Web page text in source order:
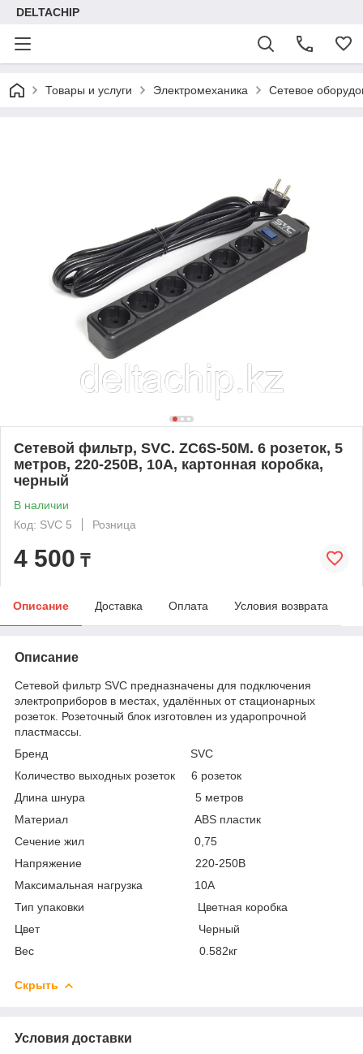
DELTACHIP
Товары и услуги Электромеханика Сетевое
Сетевой фильтр, SVC. ZC6S-50M. 6 розеток, 5
метров, 220-250В, 10А, картонная коробка,
черный
В наличии
Код: SVC 5
Розница
4 500 ₸
Описание Доставка Оплата Условия возврата
Описание
Сетевой фильтр SVC предназначены для подключения
электроприборов в местах, удалённых от стационарных
розеток. Розеточный блок изготовлен из ударопрочной
пластмассы.
Бренд SVC
Количество выходных розеток 6 розеток
Длина шнура 5 метров
Материал ABS пластик
Сечение жил 0,75
Напряжение 220-250В
Максимальная нагрузка 10А
Тип упаковки Цветная коробка
Цвет Черный
Вес 0.582кг
Скрыть
Условия доставки